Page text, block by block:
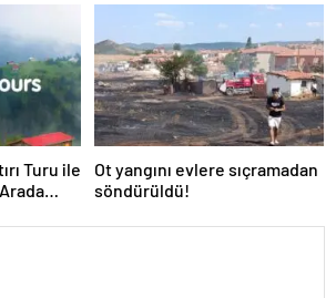
Turu ile
Ot yangını evlere sıçramadan
söndürüldü!